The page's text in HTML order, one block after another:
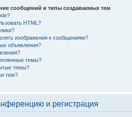
сообщений и типы создаваемых тем
HTML?
изображения к сообщениям?
объявления?
темы?
темы?
тем?
и регистрация